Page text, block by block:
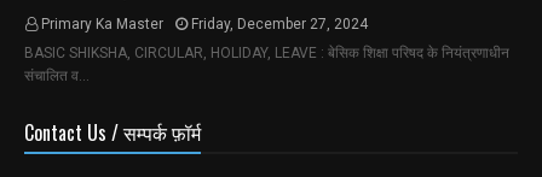
Primary Ka Master
Friday, December 27, 2024
BASIC SHIKSHA, CIRCULAR, HOLIDAY, LEAVE : बेसिक शिक्षा परिषद के नियंत्रणाधीन
संचालित व…
Contact Us / सम्पर्क फ़ॉर्म